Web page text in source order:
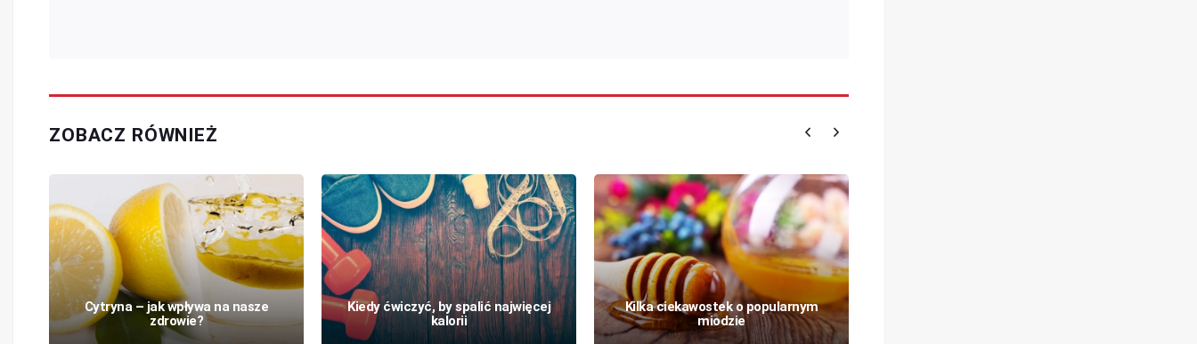
ZOBACZ RÓWNIEŻ
Cytryna – jak wpływa na nasze
zdrowie?
Kiedy ćwiczyć, by spalić najwięcej
kalorii
Kilka ciekawostek o popularnym
miodzie